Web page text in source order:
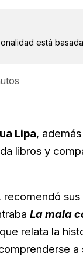
está
Lipa,
libros y
La mala
relata la